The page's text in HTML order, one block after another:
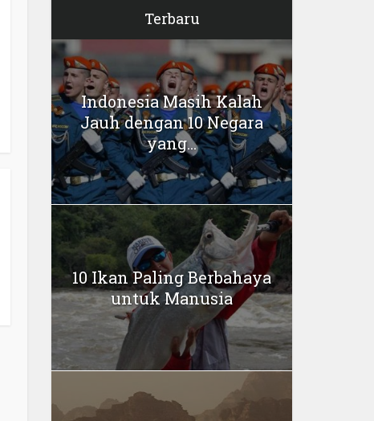
Terbaru
Indonesia Masih Kalah
Jauh dengan 10 Negara
yang...
10 Ikan Paling Berbahaya
untuk Manusia